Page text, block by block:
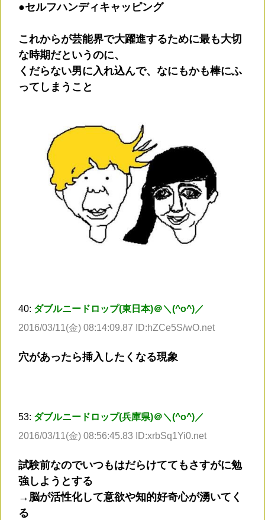
●セルフハンディキャッピング
これからが芸能界で大躍進するために最も大切
な時期だというのに、
くだらない男に入れ込んで、なにもかも棒にふ
ってしまうこと
40: ダブルニードロップ(東日本)＠＼(^o^)／
2016/03/11(金) 08:14:09.87 ID:hZCe5S/wO.net
穴があったら挿入したくなる現象
53: ダブルニードロップ(兵庫県)＠＼(^o^)／
2016/03/11(金) 08:56:45.83 ID:xrbSq1Yi0.net
試験前なのでいつもはだらけててもさすがに勉
強しようとする
→脳が活性化して意欲や知的好奇心が湧いてく
る